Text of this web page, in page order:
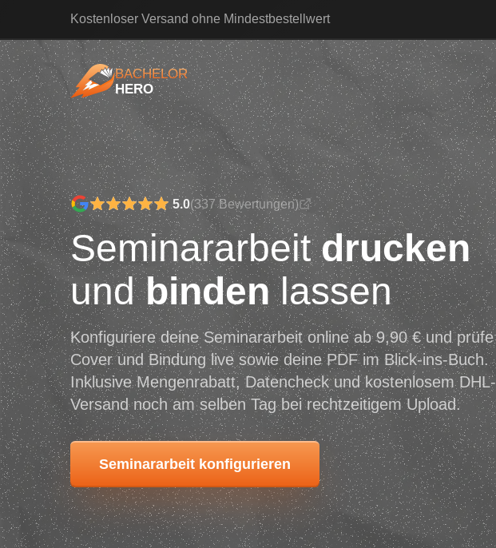
Kostenloser Versand ohne Mindestbestellwert
BachelorHero
BACHELOR
HERO
5.0(337 Bewertungen)
Seminararbeitdrucken
undbindenlassen
Konfiguriere deine Seminararbeit online ab 9,90 € und prüfe
Cover und Bindung live sowie deine PDF im Blick-ins-Buch.
Inklusive Mengenrabatt, Datencheck und kostenlosem DHL-
Versand noch am selben Tag bei rechtzeitigem Upload.
Seminararbeit konfigurieren